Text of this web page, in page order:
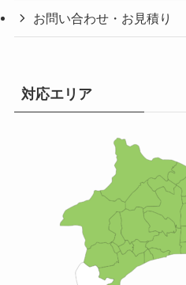
お問い合わせ・お見積り
対応エリア